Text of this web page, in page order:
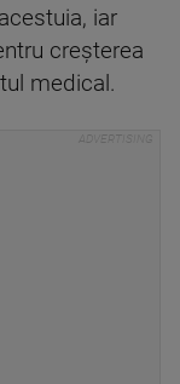
iar
creşterea
medical.